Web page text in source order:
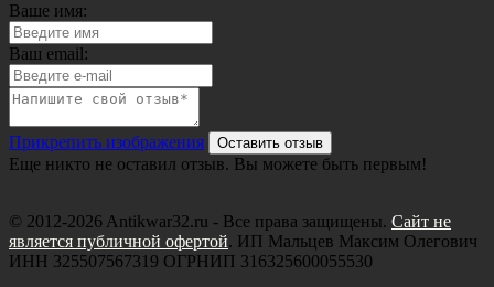
Ваше имя:
Ваш email:
Прикрепить изображения Оставить отзыв
Еще никто не оставил отзыв. Вы можете быть первым!
© 2012-2026 Antikwar32.ru - Все права защищены. Сайт не
является публичной офертой. ИП Мальцев Максим Олегович
ИНН 325507567319 ОГРНИП 316325600055530